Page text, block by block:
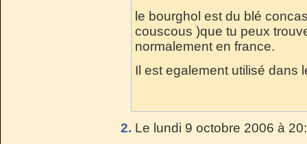
le bourghol est du blé
couscous )que tu peux
normalement en france.
Il est egalement utilisé dans
2. Le lundi 9 octobre 2006 à